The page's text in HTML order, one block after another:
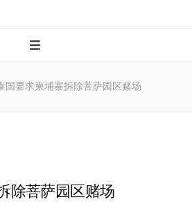
国要求柬埔寨拆除菩萨园区赌场
除菩萨园区赌场